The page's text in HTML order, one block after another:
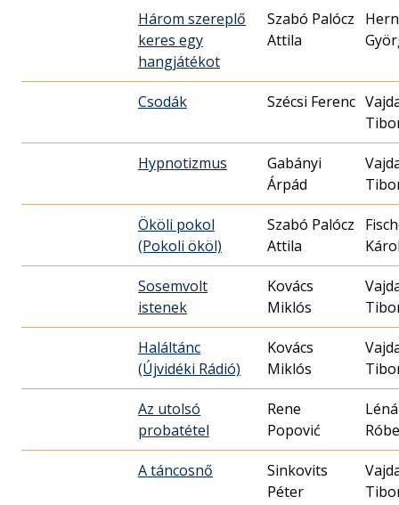
Három szereplő
keres egy
hangjátékot
Szabó Palócz
Attila
Csodák Szécsi Ferenc
Hypnotizmus
Gabányi
Árpád
Ököli pokol
(Pokoli ököl)
Szabó Palócz
Attila
Sosemvolt
istenek
Kovács
Miklós
Haláltánc
(Újvidéki Rádió)
Kovács
Miklós
Az utolsó
probatétel
Rene
Popović
A táncosnő
Sinkovits
Péter